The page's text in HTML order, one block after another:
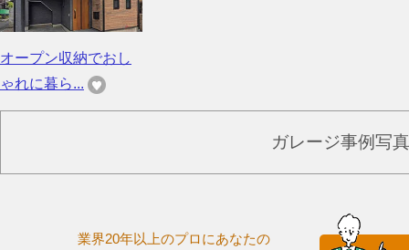
オープン収納でおし
ゃれに暮ら...
ガレージ事例写
業界20年以上のプロにあなたの